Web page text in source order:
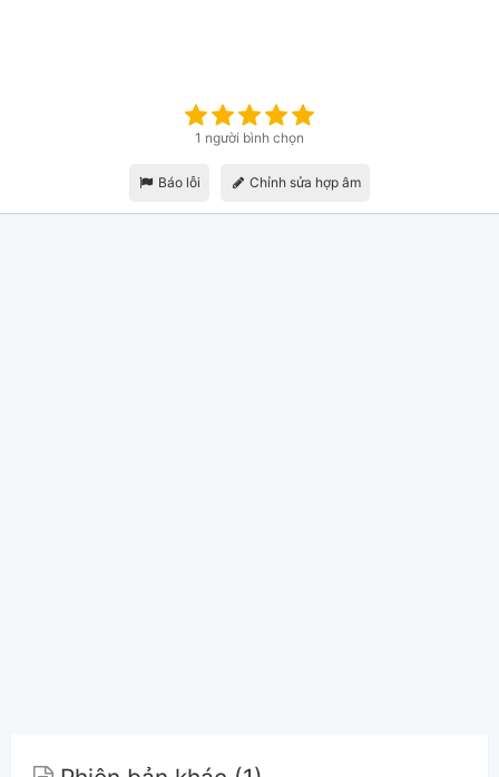
1 người bình chọn
Báo lỗi Chỉnh sửa hợp âm